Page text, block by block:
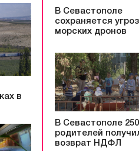
в
В Севастополе
сохраняется
морских дронов
В Севастополе
родителей
возврат НДФЛ